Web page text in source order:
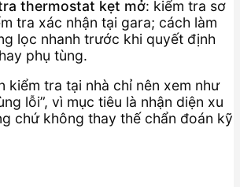
thermostat kẹt mở: kiểm tra sơ
tra xác nhận tại gara; cách làm
lọc nhanh trước khi quyết định
phụ tùng.
kiểm tra tại nhà chỉ nên xem như
lỗi”, vì mục tiêu là nhận diện xu
chứ không thay thế chẩn đoán kỹ